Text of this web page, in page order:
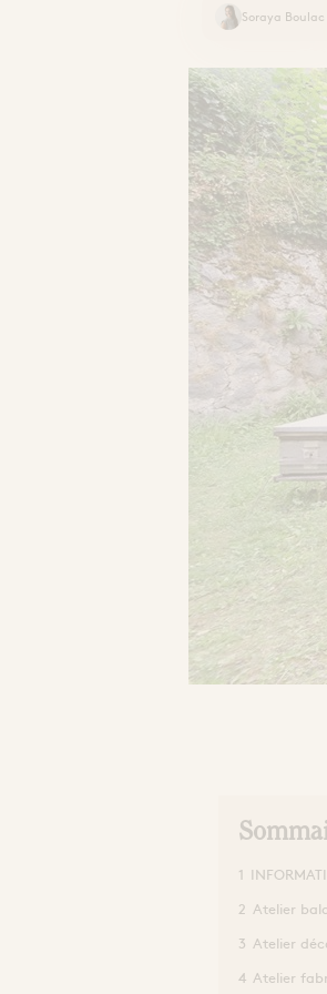
Soraya Boulac
1
2 Atelier
3 Atelier
4 Atelier